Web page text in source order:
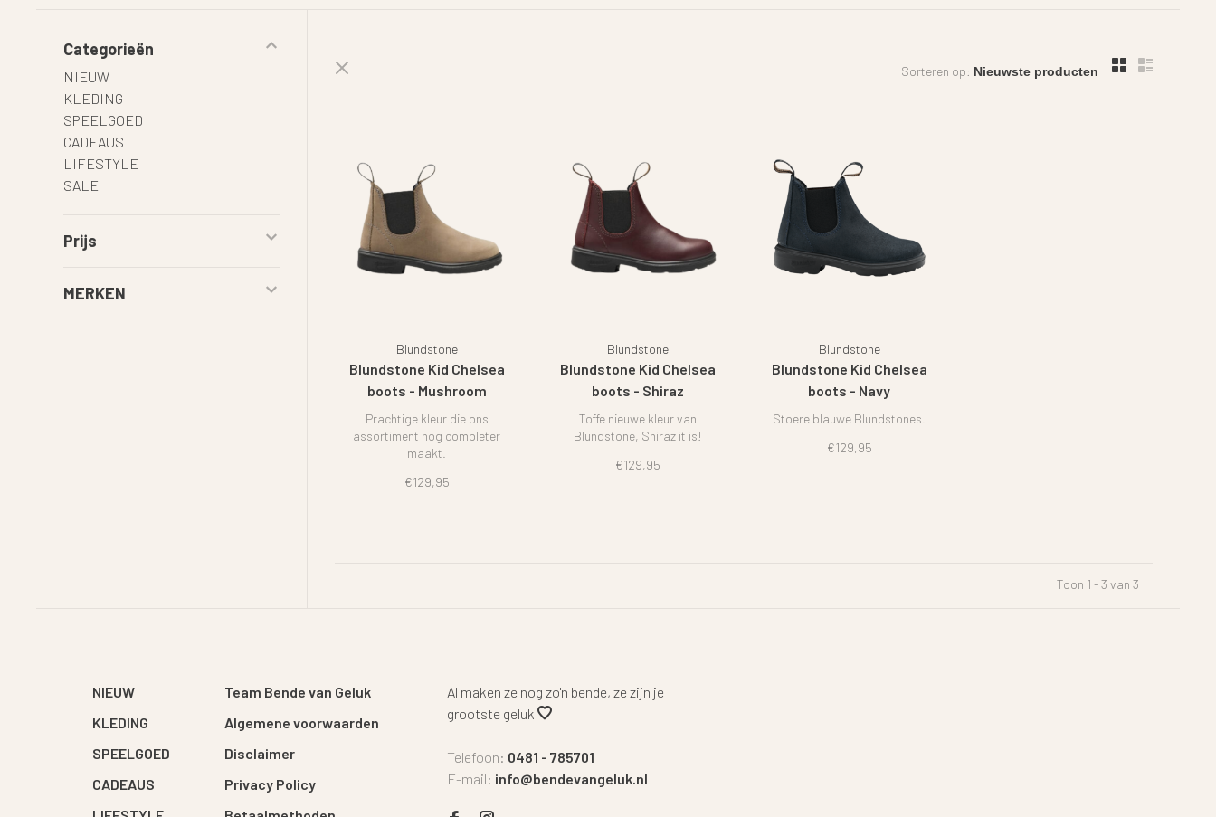
Categorieën
NIEUW
KLEDING
SPEELGOED
CADEAUS
LIFESTYLE
SALE
Prijs
MERKEN
Sorteren op:
Blundstone
Blundstone Kid Chelsea
boots - Mushroom
Prachtige kleur die ons
assortiment nog completer
maakt.
€129,95
Blundstone
Blundstone Kid Chelsea
boots - Shiraz
Toffe nieuwe kleur van
Blundstone, Shiraz it is!
€129,95
Blundstone
Blundstone Kid Chelsea
boots - Navy
Stoere blauwe Blundstones.
€129,95
Toon 1 - 3 van 3
NIEUW
KLEDING
SPEELGOED
CADEAUS
Team Bende van Geluk
Algemene voorwaarden
Disclaimer
Privacy Policy
Al maken ze nog zo'n bende, ze zijn je
grootste geluk
Telefoon: 0481 - 785701
E-mail: info@bendevangeluk.nl